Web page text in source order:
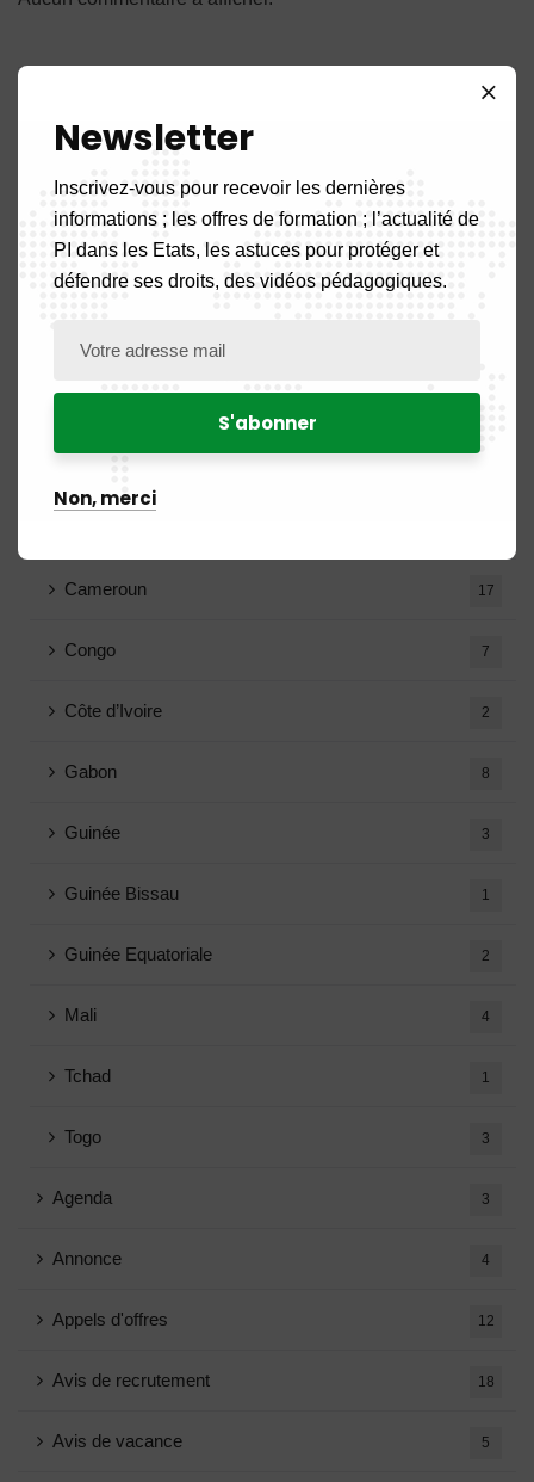
Catégories
A la une
Actualité
Cameroun 17
Congo 7
Côte d’Ivoire 2
Gabon 8
Guinée 3
Guinée Bissau 1
Guinée Equatoriale 2
Mali 4
Tchad 1
Togo 3
Agenda 3
Annonce 4
Appels d'offres 12
Avis de recrutement 18
Avis de vacance 5
Newsletter
Inscrivez-vous pour recevoir les dernières
informations ; les offres de formation ; l’actualité de
PI dans les Etats, les astuces pour protéger et
défendre ses droits, des vidéos pédagogiques.
Non, merci